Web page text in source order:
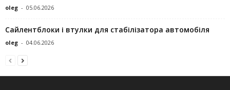
oleg - 05.06.2026
Сайлентблоки і втулки для стабілізатора автомобіля
oleg - 04.06.2026